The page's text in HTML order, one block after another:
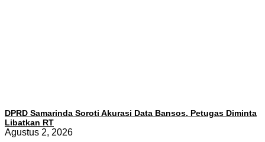
DPRD Samarinda Soroti Akurasi Data Bansos, Petugas Diminta
Libatkan RT
Agustus 2, 2026